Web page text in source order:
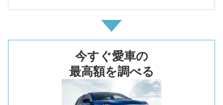
今すぐ愛車の
最高額を調べる